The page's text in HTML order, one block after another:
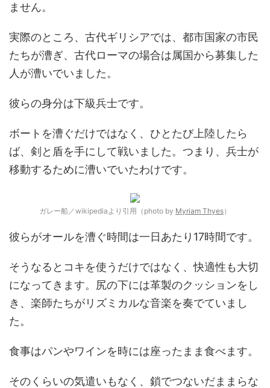
ません。
実際のところ、古代ギリシアでは、都市国家の市民
たちが漕ぎ、古代ローマの場合は属国から募集した
人が漕いでいました。
彼らの身分は下級兵士です。
ボートを漕ぐだけではなく、ひとたび上陸したら
ば、剣と盾を手にして戦いました。つまり、兵士が
移動するために漕いでいたわけです。
ガレー船／wikipediaより引用（photo by Myriam Thyes）
彼らがオールを漕ぐ時間は一日あたり17時間です。
そうなるとコキを使うだけではなく、快適性も大切
になってきます。尻の下には革製のクッションをし
き、楽師たちがリズミカルな音楽を奏でていまし
た。
食事はパンやワインを時には座ったまま食べます。
そのくらいの気遣いもなく、鎖でつないだままらな